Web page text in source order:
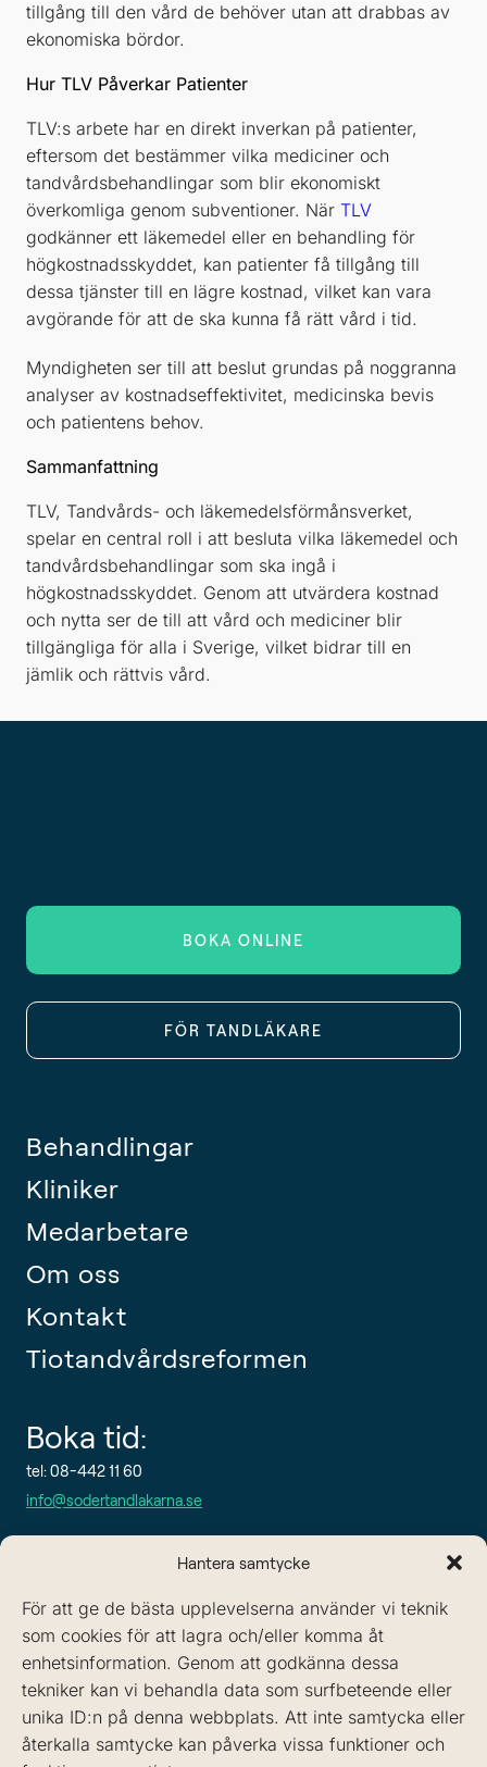
Hantera samtycke
För att ge de bästa upplevelserna använder vi teknik
som cookies för att lagra och/eller komma åt
enhetsinformation. Genom att godkänna dessa
tekniker kan vi behandla data som surfbeteende eller
unika ID:n på denna webbplats. Att inte samtycka eller
återkalla samtycke kan påverka vissa funktioner och
tillgång till den vård de behöver utan att drabbas av
ekonomiska bördor.
Hur TLV Påverkar Patienter
TLV:s arbete har en direkt inverkan på patienter,
eftersom det bestämmer vilka mediciner och
tandvårdsbehandlingar som blir ekonomiskt
överkomliga genom subventioner. När TLV
godkänner ett läkemedel eller en behandling för
högkostnadsskyddet, kan patienter få tillgång till
dessa tjänster till en lägre kostnad, vilket kan vara
avgörande för att de ska kunna få rätt vård i tid.
Myndigheten ser till att beslut grundas på noggranna
analyser av kostnadseffektivitet, medicinska bevis
och patientens behov.
Sammanfattning
TLV, Tandvårds- och läkemedelsförmånsverket,
spelar en central roll i att besluta vilka läkemedel och
tandvårdsbehandlingar som ska ingå i
högkostnadsskyddet. Genom att utvärdera kostnad
och nytta ser de till att vård och mediciner blir
tillgängliga för alla i Sverige, vilket bidrar till en
jämlik och rättvis vård.
Behandlingar
Kliniker
Medarbetare
Om oss
Kontakt
Tiotandvårdsreformen
Boka tid:
tel: 08-442 11 60
info@sodertandlakarna.se
BOKA ONLINE
FÖR TANDLÄKARE